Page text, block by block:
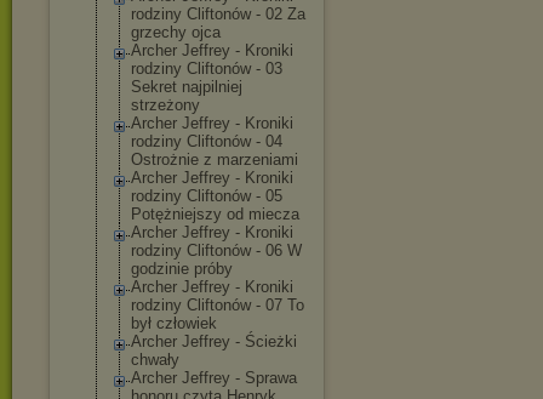
rodziny Cliftonów - 02 Za
grzechy ojca
Archer Jeffrey - Kroniki
rodziny Cliftonów - 03
Sekret najpilniej
strzeżony
Archer Jeffrey - Kroniki
rodziny Cliftonów - 04
Ostrożnie z marzeniami
Archer Jeffrey - Kroniki
rodziny Cliftonów - 05
Potężniejszy od miecza
Archer Jeffrey - Kroniki
rodziny Cliftonów - 06 W
godzinie próby
Archer Jeffrey - Kroniki
rodziny Cliftonów - 07 To
był człowiek
Archer Jeffrey - Ścieżki
chwały
Archer Jeffrey - Sprawa